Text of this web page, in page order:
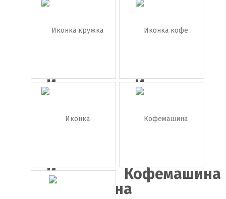
Иконка
кружка
коф...
Иконка
кофе
Иконка
кофемашина
Кофемашина